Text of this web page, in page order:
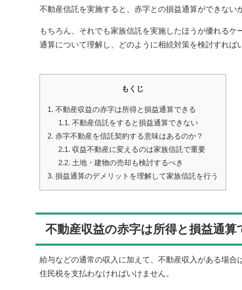
不動産信託を実施すると、赤字との損益通算ができない
もちろん、それでも家族信託を実施したほうが優れる
通算について理解し、どのように相続対策を検討すれば
もくじ
1. 不動産収益の赤字は所得と損益通算できる
1.1. 不動産信託をすると損益通算できない
2. 赤字不動産を信託契約する意味はあるのか？
2.1. 収益不動産に変えるのは家族信託で重要
2.2. 土地・建物の売却も検討するべき
3. 損益通算のデメリットを理解して家族信託を行う
不動産収益の赤字は所得と損益通算
給与などの通常の収入に加えて、不動産収入がある場
住民税を支払わなければいけません。